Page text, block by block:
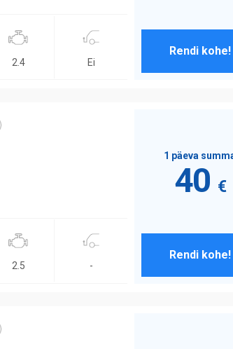
2.4 Ei
Rendi kohe!
2.5 -
1 päeva
40 €
Rendi kohe!